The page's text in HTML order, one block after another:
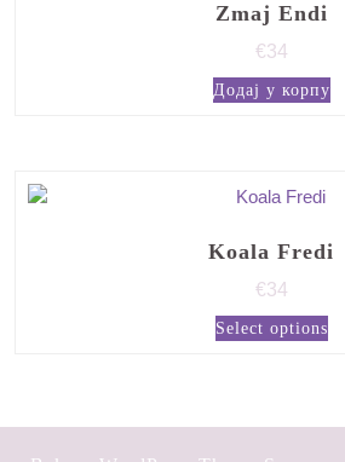
Zmaj Endi
€34
Додај у корпу
Koala Fredi
€34
Select options